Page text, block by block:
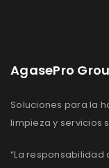
AgasePro
Soluciones para la
limpieza y servicios
“La responsabilidad